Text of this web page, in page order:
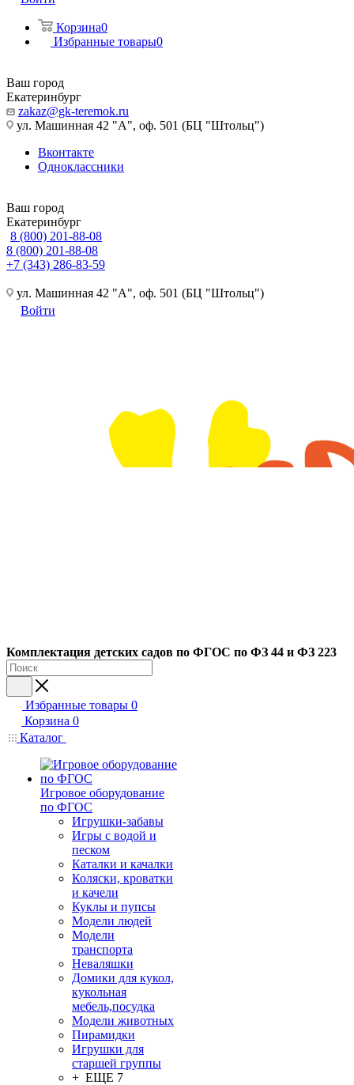
Корзина0
Избранные товары0
Ваш город
Екатеринбург
zakaz@gk-teremok.ru
ул. Машинная 42 "А", оф. 501 (БЦ "Штольц")
Вконтакте
Одноклассники
Ваш город
Екатеринбург
8 (800) 201-88-08
8 (800) 201-88-08
+7 (343) 286-83-59
ул. Машинная 42 "А", оф. 501 (БЦ "Штольц")
Войти
Комплектация детских садов по ФГОC по ФЗ 44 и ФЗ 223
Избранные товары 0
Корзина 0
Каталог
Игровое оборудование
по ФГОС
Игрушки-забавы
Игры с водой и
песком
Каталки и качалки
Коляски, кроватки
и качели
Куклы и пупсы
Модели людей
Модели
транспорта
Неваляшки
Домики для кукол,
кукольная
мебель,посудка
Модели животных
Пирамидки
Игрушки для
старшей группы
+ ЕЩЕ 7